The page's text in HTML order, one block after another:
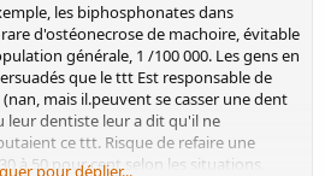
les biphosphonates dans
d'ostéonecrose de machoire, évitable
générale, 1 /100 000. Les gens en
que le ttt Est responsable de
mais il.peuvent se casser une dent
leur dentiste leur a dit qu'il ne
ce ttt. Risque de refaire une
à 50 pour cent selon les situations,
pour déplier...